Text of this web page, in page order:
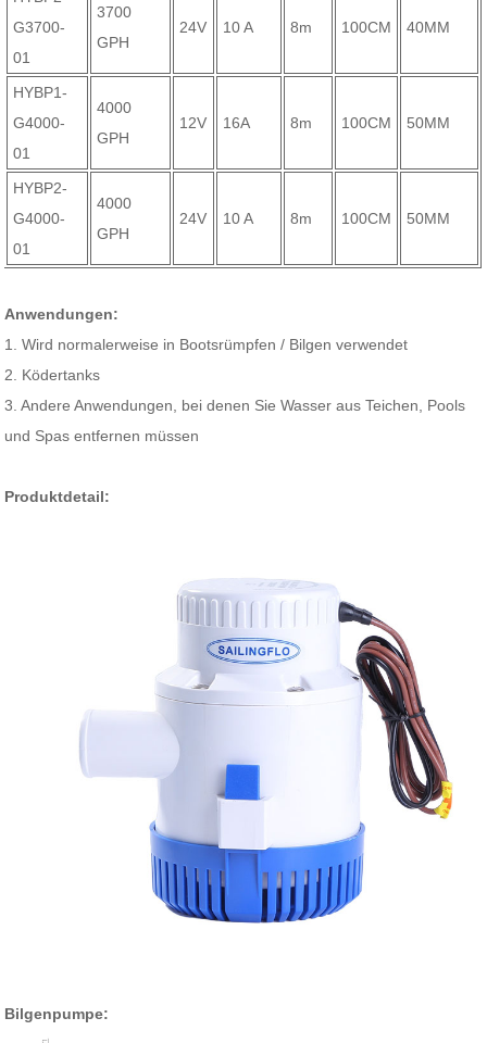
G3700-
01
3700
GPH
24V 10 A 8m 100CM 40MM
HYBP1-
G4000-
01
4000
GPH
12V 16A 8m 100CM 50MM
HYBP2-
G4000-
01
4000
GPH
24V 10 A 8m 100CM 50MM
Anwendungen:
1. Wird normalerweise in Bootsrümpfen / Bilgen verwendet
2. Ködertanks
3. Andere Anwendungen, bei denen Sie Wasser aus Teichen, Pools
und Spas entfernen müssen
Produktdetail:
Bilgenpumpe: